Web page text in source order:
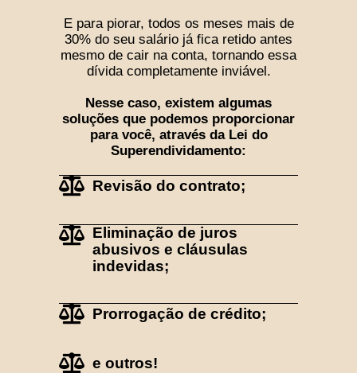
E para piorar, todos os meses mais de
30% do seu salário já fica retido antes
mesmo de cair na conta, tornando essa
dívida completamente inviável.
Nesse caso, existem algumas
soluções que podemos proporcionar
para você, através da Lei do
Superendividamento:
Revisão do contrato;
Eliminação de juros
abusivos e cláusulas
indevidas;
Prorrogação de crédito;
e outros!